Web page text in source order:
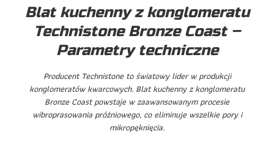
Blat kuchenny z konglomeratu
Technistone Bronze Coast –
Parametry techniczne
Producent Technistone to światowy lider w produkcji
konglomeratów kwarcowych. Blat kuchenny z konglomeratu
Bronze Coast powstaje w zaawansowanym procesie
wibroprasowania próżniowego, co eliminuje wszelkie pory i
mikropęknięcia.